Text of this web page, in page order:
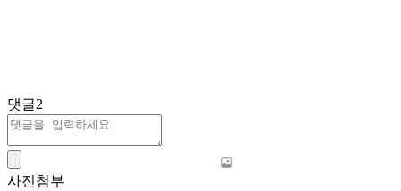
댓글2
사진첨부